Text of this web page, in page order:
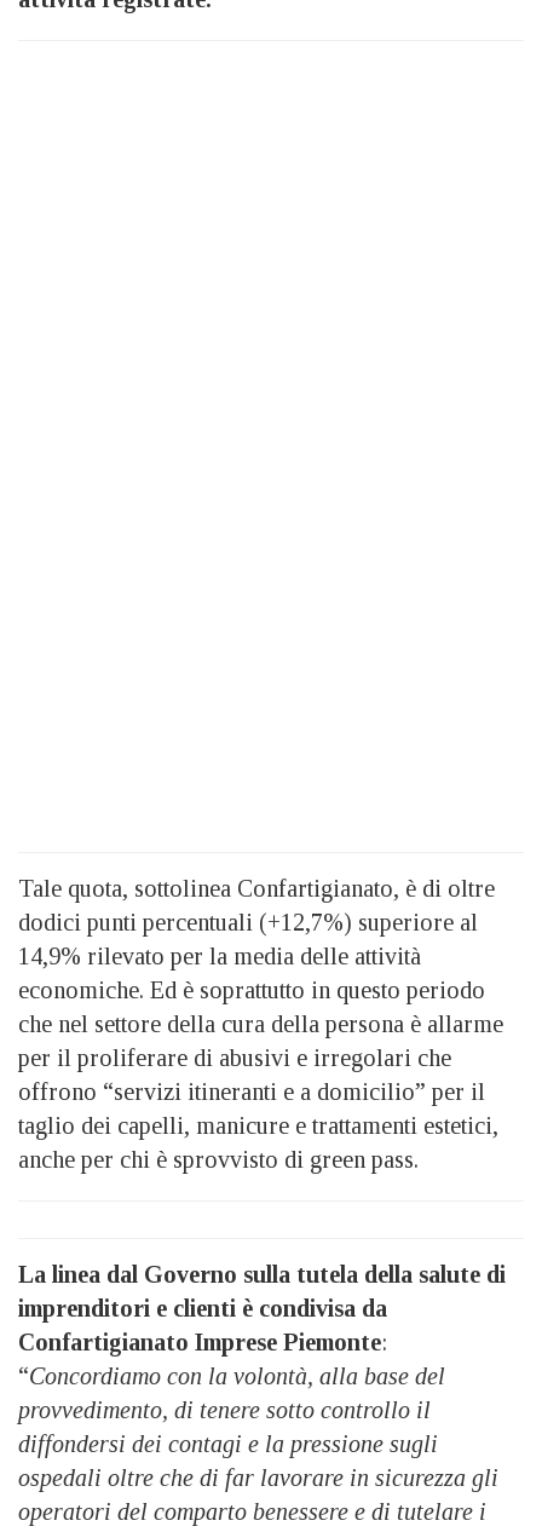
Tale quota, sottolinea Confartigianato, è di oltre
dodici punti percentuali (+12,7%) superiore al
14,9% rilevato per la media delle attività
economiche. Ed è soprattutto in questo periodo
che nel settore della cura della persona è allarme
per il proliferare di abusivi e irregolari che
offrono “servizi itineranti e a domicilio” per il
taglio dei capelli, manicure e trattamenti estetici,
anche per chi è sprovvisto di green pass.
La linea dal Governo sulla tutela della salute di
imprenditori e clienti è condivisa da
Confartigianato Imprese Piemonte:
“Concordiamo con la volontà, alla base del
provvedimento, di tenere sotto controllo il
diffondersi dei contagi e la pressione sugli
ospedali oltre che di far lavorare in sicurezza gli
operatori del comparto benessere e di tutelare i